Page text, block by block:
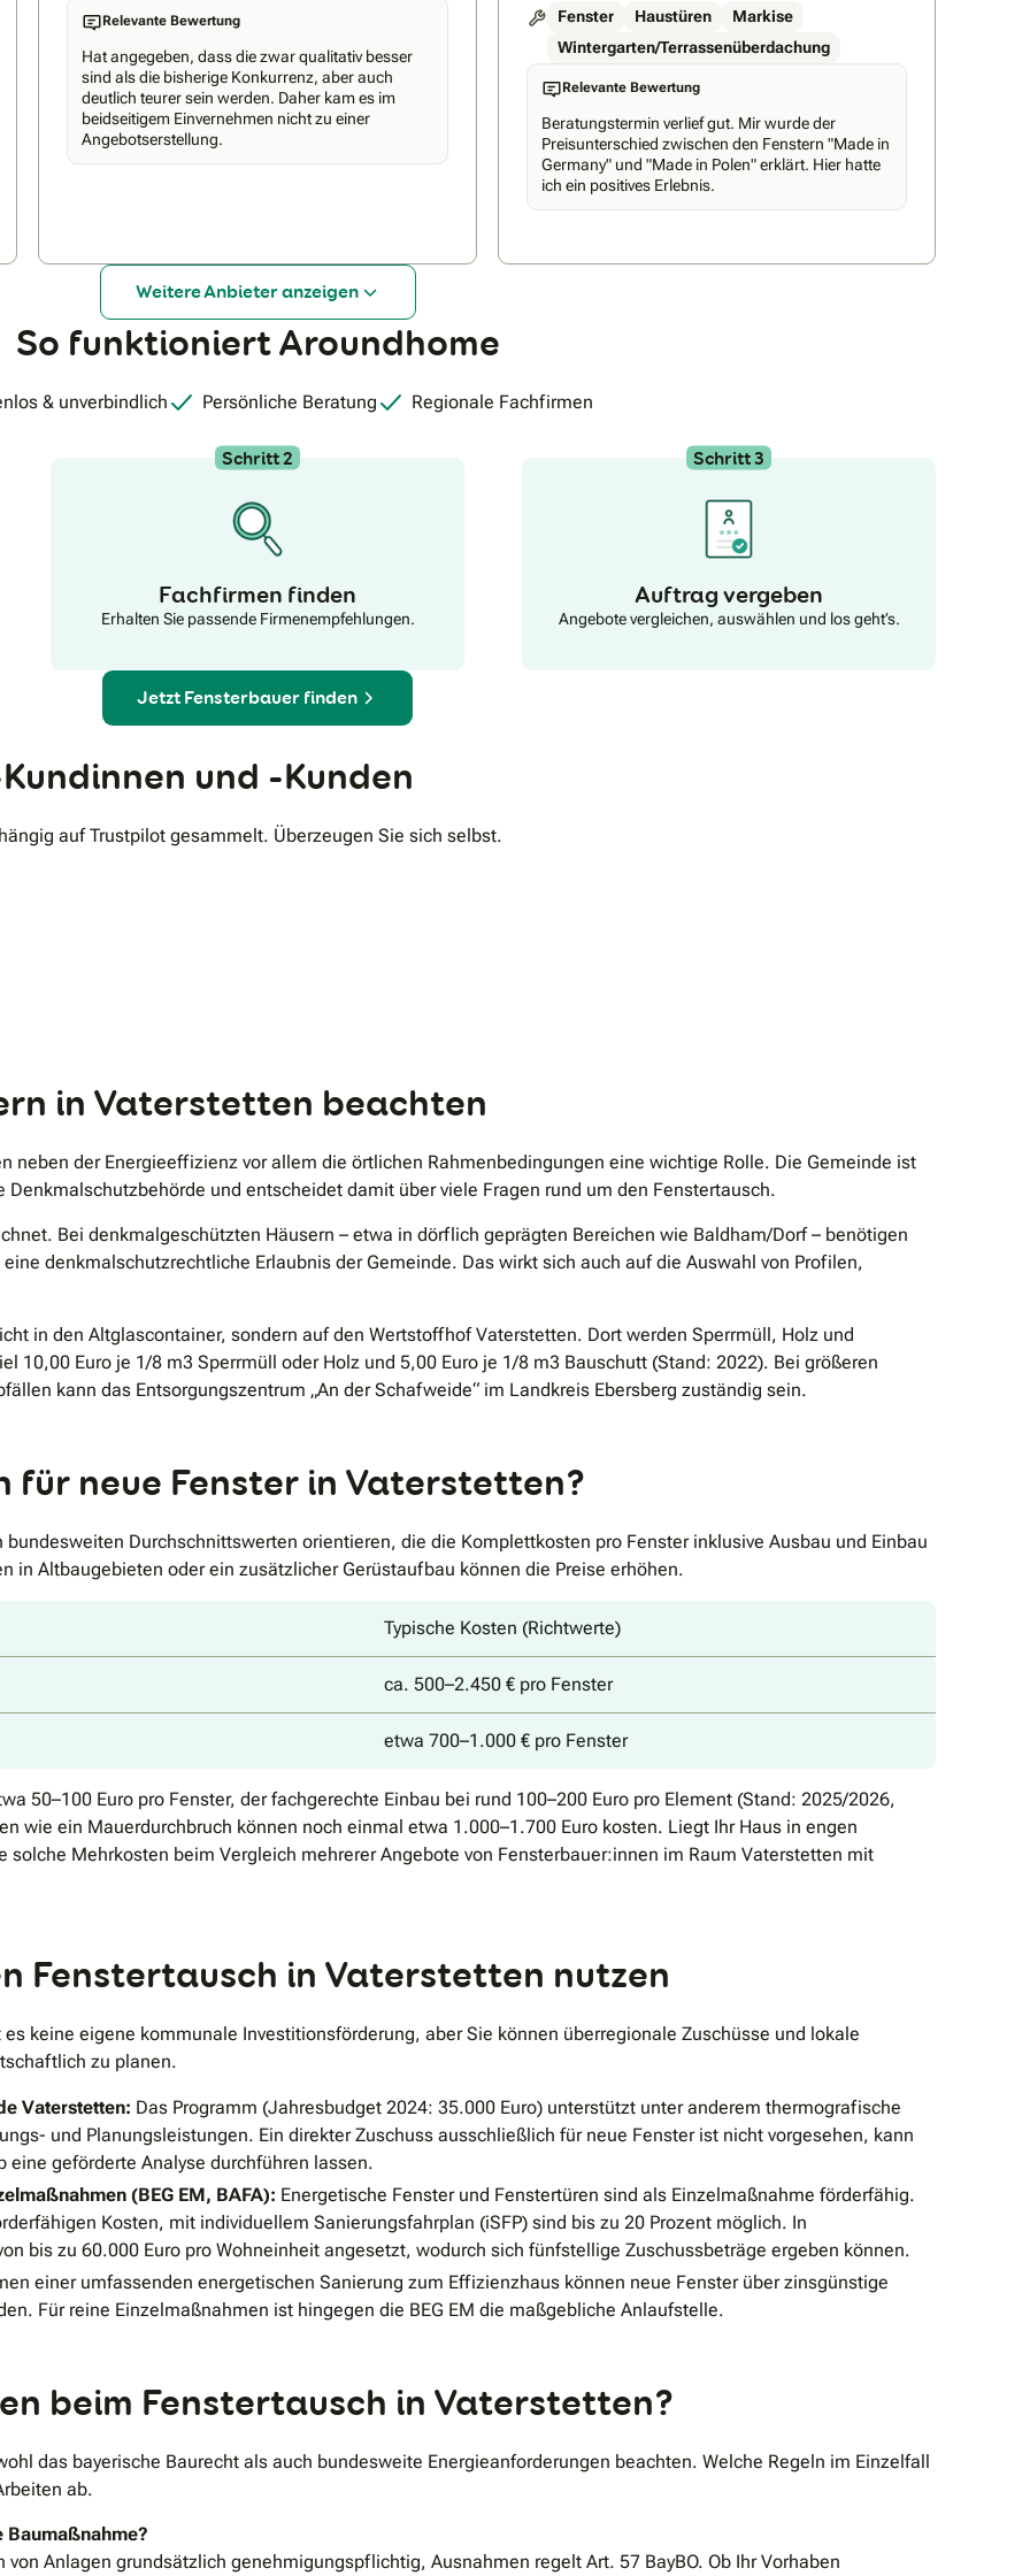
sich auf WEKU für Qualität made in Germany, Service
und Fachkompetenz in allen Belangen rund um
Fenster- und Türenmodernisierung.Melden Sie sich
gern direkt bei uns: +4989610668100
Relevante Bewertung
Hat angegeben, dass die zwar qualitativ besser
sind als die bisherige Konkurrenz, aber auch
deutlich teurer sein werden. Daher kam es im
beidseitigem Einvernehmen nicht zu einer
Angebotserstellung.
Fenster Haustüren
Markise
Wintergarten/Terrassenüberdachung
Relevante Bewertung
Beratungstermin verlief gut. Mir wurde der
Preisunterschied zwischen den Fenstern "Made in
Germany" und "Made in Polen" erklärt. Hier hatte
ich ein positives Erlebnis.
Weitere Anbieter anzeigen
So funktioniert Aroundhome
& unverbindlich Persönliche Beratung Regionale Fachfirmen
Schritt 2
Fachfirmen finden
Erhalten Sie passende Firmenempfehlungen.
Schritt 3
Auftrag vergeben
Angebote vergleichen, auswählen und los geht’s.
Jetzt Fensterbauer finden
und -Kunden
auf Trustpilot gesammelt. Überzeugen Sie sich selbst.
in Vaterstetten beachten
neben der Energieeffizienz vor allem die örtlichen Rahmenbedingungen eine wichtige Rolle. Die Gemeinde ist
und entscheidet damit über viele Fragen rund um den Fenstertausch.
Bei denkmalgeschützten Häusern – etwa in dörflich geprägten Bereichen wie Baldham/Dorf – benötigen
denkmalschutzrechtliche Erlaubnis der Gemeinde. Das wirkt sich auch auf die Auswahl von Profilen,
in den Altglascontainer, sondern auf den Wertstoffhof Vaterstetten. Dort werden Sperrmüll, Holz und
10,00 Euro je 1/8 m3 Sperrmüll oder Holz und 5,00 Euro je 1/8 m3 Bauschutt (Stand: 2022). Bei größeren
kann das Entsorgungszentrum „An der Schafweide“ im Landkreis Ebersberg zuständig sein.
für neue Fenster in Vaterstetten?
Durchschnittswerten orientieren, die die Komplettkosten pro Fenster inklusive Ausbau und Einbau
in Altbaugebieten oder ein zusätzlicher Gerüstaufbau können die Preise erhöhen.
Typische Kosten (Richtwerte)
ca. 500–2.450 € pro Fenster
etwa 700–1.000 € pro Fenster
50–100 Euro pro Fenster, der fachgerechte Einbau bei rund 100–200 Euro pro Element (Stand: 2025/2026,
wie ein Mauerdurchbruch können noch einmal etwa 1.000–1.700 Euro kosten. Liegt Ihr Haus in engen
solche Mehrkosten beim Vergleich mehrerer Angebote von Fensterbauer:innen im Raum Vaterstetten mit
Fenstertausch in Vaterstetten nutzen
keine eigene kommunale Investitionsförderung, aber Sie können überregionale Zuschüsse und lokale
zu planen.
Vaterstetten: Das Programm (Jahresbudget 2024: 35.000 Euro) unterstützt unter anderem thermografische
und Planungsleistungen. Ein direkter Zuschuss ausschließlich für neue Fenster ist nicht vorgesehen, kann
geförderte Analyse durchführen lassen.
(BEG EM, BAFA): Energetische Fenster und Fenstertüren sind als Einzelmaßnahme förderfähig.
Kosten, mit individuellem Sanierungsfahrplan (iSFP) sind bis zu 20 Prozent möglich. In
bis zu 60.000 Euro pro Wohneinheit angesetzt, wodurch sich fünfstellige Zuschussbeträge ergeben können.
einer umfassenden energetischen Sanierung zum Effizienzhaus können neue Fenster über zinsgünstige
Für reine Einzelmaßnahmen ist hingegen die BEG EM die maßgebliche Anlaufstelle.
beim Fenstertausch in Vaterstetten?
das bayerische Baurecht als auch bundesweite Energieanforderungen beachten. Welche Regeln im Einzelfall
ab.
Baumaßnahme?
Anlagen grundsätzlich genehmigungspflichtig, Ausnahmen regelt Art. 57 BayBO. Ob Ihr Vorhaben